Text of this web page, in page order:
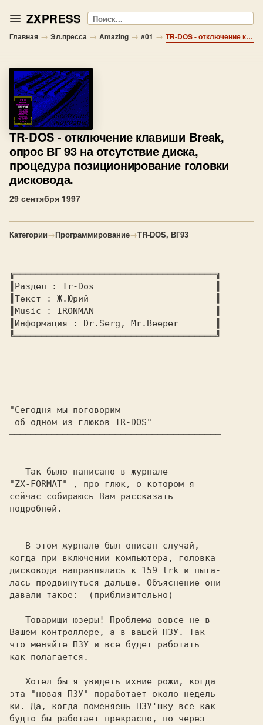
ZXPRESS Поиск
Главная → Эл.пресса → Amazing → #01 → TR-DOS - отключение клавиши Break, опрос ВГ 93 на отсутствие диска, процедура позиционирование головки дисковода.
TR-DOS - отключение клавиши Break,
опрос ВГ 93 на отсутствие диска,
процедура позиционирование головки
дисковода.
29 сентября 1997
Категории→Программирование→TR-DOS, ВГ93
╔══════════════════════════════════════╗
║Раздел : Tr-Dos                       ║
║Текст : Ж.Юрий                        ║
║Music : IRONMAN                       ║
║Информация : Dr.Serg, Mr.Beeper       ║
╚══════════════════════════════════════╝
"Сегодня мы поговорим
об одном из глюков TR-DOS"
────────────────────────────────────────
"ZX-FORMAT"
, про глюк, о котором я
сейчас собираюсь Вам рассказать
подробней.
когда при включении компьютера, головка
дисковода направлялась к 159 trk и пыта-
лась продвинуться дальше. Объяснение они
давали такое:  (приблизительно)
Вашем контроллере, а в вашей ПЗУ. Так
что меняйте ПЗУ и все будет работать
как полагается.
эта
"новая ПЗУ"
поработает около недель-
ки. Да, когда поменяешь ПЗУ'шку все как
будто-бы работает прекрасно, но через